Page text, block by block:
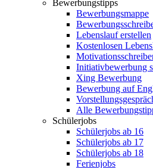
Bewerbungstipps
Bewerbungsmappe
Lebenslauf erstellen
Kostenlosen
Initiativbewerbung
Xing Bewerbung
Bewerbung auf
Alle
Schülerjobs
Schülerjobs ab 16
Schülerjobs ab 17
Schülerjobs ab 18
Ferienjobs